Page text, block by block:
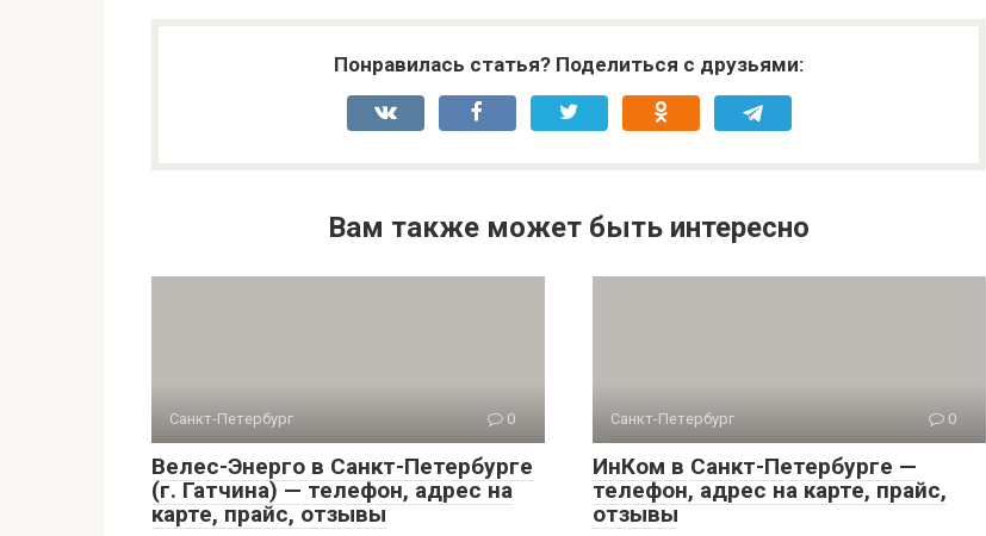
Понравилась статья? Поделиться с друзьями:
Вам также может быть интересно
Санкт-Петербург 0
Велес-Энерго в Санкт-Петербурге
(г. Гатчина) — телефон, адрес на
карте, прайс, отзывы
Санкт-Петербург 0
ИнКом в Санкт-Петербурге —
телефон, адрес на карте, прайс,
отзывы